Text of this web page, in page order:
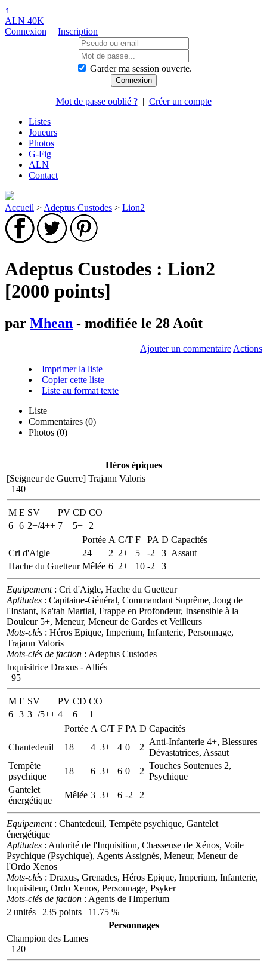
↑
ALN 40K
Connexion | Inscription
Garder ma session ouverte.
Mot de passe oublié ?| Créer un compte
Listes
Joueurs
Photos
G-Fig
ALN
Contact
Accueil > Adeptus Custodes > Lion2
Adeptus Custodes : Lion2
[2000 points]
par Mhean - modifiée le 28 Août
Ajouter un commentaire Actions
Imprimer la liste
Copier cette liste
Liste au format texte
Liste
Commentaires (0)
Photos (0)
Héros épiques
[Seigneur de Guerre] Trajann Valoris
140
M E SV PV CD CO
6 6 2+/4++ 7 5+
2
Portée A C/T F PA D Capacités
Cri d'Aigle
24 2 2+ 5 -2 3 Assaut
Hache du Guetteur Mêlée 6 2+ 10 -2 3
Equipement: Cri d'Aigle, Hache du Guetteur
Aptitudes : Capitaine-Général, Commandant Suprême, Joug de
l'Instant, Ka'tah Martial, Frappe en Profondeur, Insensible à la
Douleur 5+, Meneur, Meneur de Gardes et Veilleurs
Mots-clés : Héros Epique, Imperium, Infanterie, Personnage,
Trajann Valoris
Mots-clés de faction : Adeptus Custodes
Inquisitrice Draxus - Alliés
95
M E SV PV CD CO
6 3 3+/5++ 4 6+
1
Portée A C/T F PA D Capacités
Chantedeuil
18 4 3+ 4 0 2
Anti-Infanterie 4+, Blessures
Dévastatrices, Assaut
Tempête
psychique
18 6 3+ 6 0 2
Touches Soutenues 2,
Psychique
Gantelet
énergétique
Mêlée 3 3+ 6 -2 2
Equipement: Chantedeuil, Tempête psychique, Gantelet
énergétique
Aptitudes : Autorité de l'Inquisition, Chasseuse de Xénos, Voile
Psychique (Psychique), Agents Assignés, Meneur, Meneur de
l'Ordo Xenos
Mots-clés : Draxus, Grenades, Héros Epique, Imperium, Infanterie,
Inquisiteur, Ordo Xenos, Personnage, Psyker
Mots-clés de faction : Agents de l'Imperium
2 unités | 235 points | 11.75 %
Personnages
Champion des Lames
120